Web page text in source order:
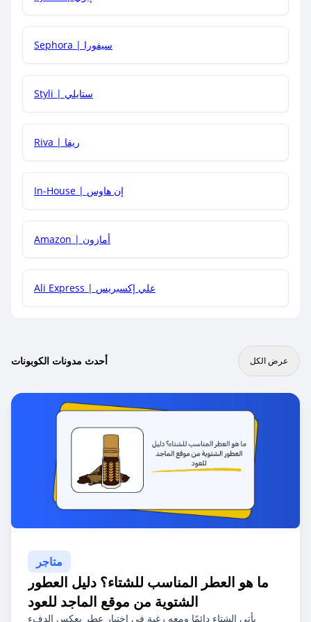
هل يمكنني جمع كود خصم مع العروض الأخرى؟
Sephora | سيفورا
Styli | ستايلي
Riva | ريفا
In-House | إن هاوس
Amazon | أمازون
Ali Express | علي إكسبريس
أحدث مدونات الكوبونات عرض الكل
متاجر
ما هو العطر المناسب للشتاء؟ دليل العطور
الشتوية من موقع الماجد للعود
يأتي الشتاء دائمًا ومعه رغبة في اختيار عطر يعكس الدفء